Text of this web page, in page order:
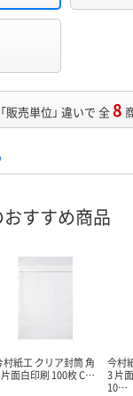
「販売単位」 違いで 全8
すすめ商品
村紙工 クリア封筒 角
面白印刷 100枚 C…
今村
3 片
10…